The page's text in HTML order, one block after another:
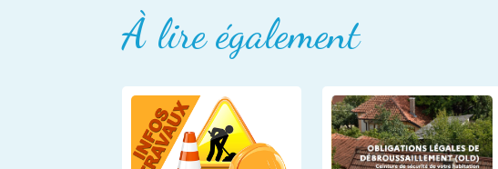
À lire également